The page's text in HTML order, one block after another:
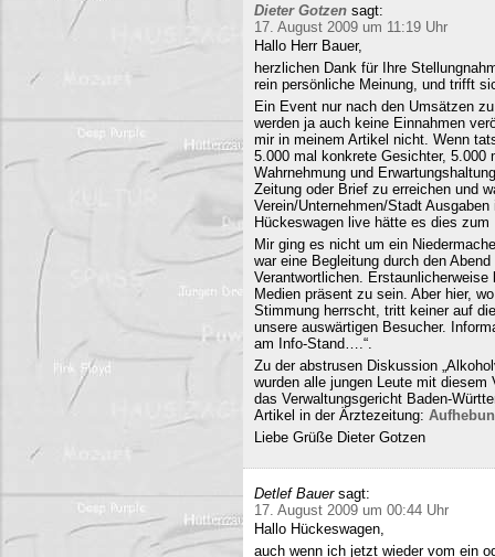
Dieter Gotzen sagt:
17. August 2009 um 11:19 Uhr
Hallo Herr Bauer,
herzlichen Dank für Ihre
rein persönliche Meinung, und trifft
Ein Event nur nach den Umsätzen
werden ja auch keine Einnahmen
mir in meinem Artikel nicht. Wenn
5.000 mal konkrete Gesichter, 5.000
Wahrnehmung und
Zeitung oder Brief zu erreichen und
Verein/Unternehmen/Stadt
Hückeswagen live hätte es dies zum
Mir ging es nicht um ein
war eine Begleitung durch den
Verantwortlichen.
Medien präsent zu sein. Aber hier,
Stimmung herrscht, tritt keiner auf
unsere auswärtigen Besucher.
am Info-Stand….“.
Zu der abstrusen Diskussion
wurden alle jungen Leute mit
das Verwaltungsgericht Baden-
Artikel in der Ärztezeitung:
Liebe Grüße Dieter Gotzen
Detlef Bauer sagt:
17. August 2009 um 00:44 Uhr
Hallo Hückeswagen,
auch wenn ich jetzt wieder vom ein